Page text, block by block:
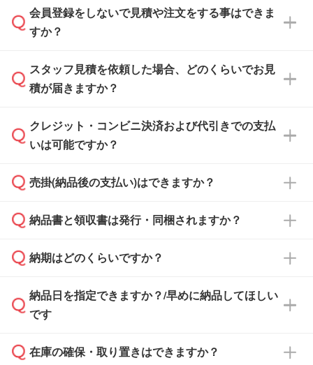
会員登録をしないで見積や注文をする事はできま
すか？
可能です。見積・注文フォームにて『ゲストの
まま進む』ボタンからお進みのうえ、ご依頼く
スタッフ見積を依頼した場合、どのくらいでお見
積が届きますか？
通常、翌営業日までにお送りしております。混
雑状況によっては、お時間をいただくこともご
依頼いただいた場合は、翌営業日以降のご連絡
クレジット・コンビニ決済および代引きでの支払
いは可能ですか？
銀行振込のみのご対応となります。
売掛(納品後の支払い)はできますか？
基本的には先入金をお願いしておりますが、自
どの場合は、月末締め翌月末払いに対応可能で
また、卒業・卒園記念品で対策委員会や個人様
校や幼稚園・保育園であれば、同様の条件でご
納品書と領収書は発行・同梱されますか？
納品書・領収書は ご依頼をいただいた場合の
ず、通常はPDFデータをメール添付でお送りし
ます。
たは注文フォームの『ご注文に関する備考欄』
納期はどのくらいですか？
・印刷する場合(500個程度)
ご入金、イメージ画像の校了から約2週間～2
納品日を指定できますか？/早めに納品してほしい
です
ご希望の納期がある場合は、お問い合わせ・お
在庫の確保・取り置きはできますか？